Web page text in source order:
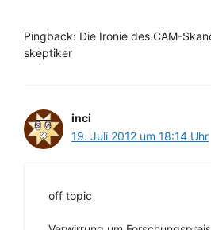
Pingback: Die Ironie des CAM-
skeptiker
inci
19. Juli 2012 um 18:14 Uhr
off topic